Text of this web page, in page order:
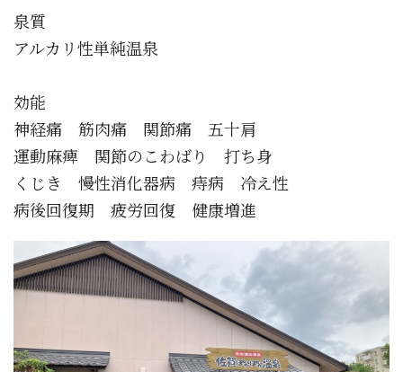
泉質
アルカリ性単純温泉
効能
神経痛 筋肉痛 関節痛 五十肩
運動麻痺 関節のこわばり 打ち身
くじき 慢性消化器病 痔病 冷え性
病後回復期 疲労回復 健康増進